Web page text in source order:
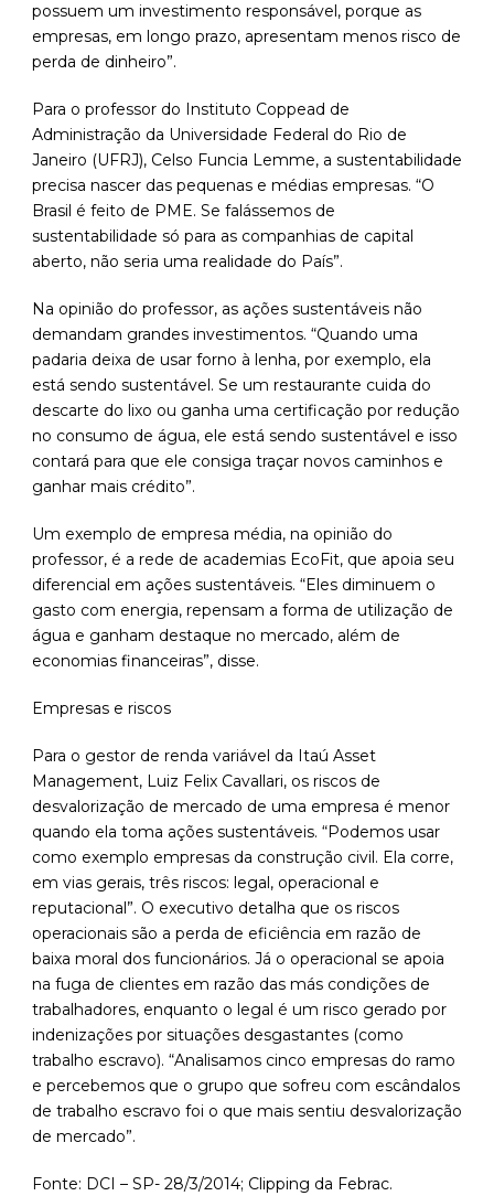
possuem um investimento responsável, porque as
empresas, em longo prazo, apresentam menos risco de
perda de dinheiro”.
Para o professor do Instituto Coppead de
Administração da Universidade Federal do Rio de
Janeiro (UFRJ), Celso Funcia Lemme, a sustentabilidade
precisa nascer das pequenas e médias empresas. “O
Brasil é feito de PME. Se falássemos de
sustentabilidade só para as companhias de capital
aberto, não seria uma realidade do País”.
Na opinião do professor, as ações sustentáveis não
demandam grandes investimentos. “Quando uma
padaria deixa de usar forno à lenha, por exemplo, ela
está sendo sustentável. Se um restaurante cuida do
descarte do lixo ou ganha uma certificação por redução
no consumo de água, ele está sendo sustentável e isso
contará para que ele consiga traçar novos caminhos e
ganhar mais crédito”.
Um exemplo de empresa média, na opinião do
professor, é a rede de academias EcoFit, que apoia seu
diferencial em ações sustentáveis. “Eles diminuem o
gasto com energia, repensam a forma de utilização de
água e ganham destaque no mercado, além de
economias financeiras”, disse.
Empresas e riscos
Para o gestor de renda variável da Itaú Asset
Management, Luiz Felix Cavallari, os riscos de
desvalorização de mercado de uma empresa é menor
quando ela toma ações sustentáveis. “Podemos usar
como exemplo empresas da construção civil. Ela corre,
em vias gerais, três riscos: legal, operacional e
reputacional”. O executivo detalha que os riscos
operacionais são a perda de eficiência em razão de
baixa moral dos funcionários. Já o operacional se apoia
na fuga de clientes em razão das más condições de
trabalhadores, enquanto o legal é um risco gerado por
indenizações por situações desgastantes (como
trabalho escravo). “Analisamos cinco empresas do ramo
e percebemos que o grupo que sofreu com escândalos
de trabalho escravo foi o que mais sentiu desvalorização
de mercado”.
Fonte: DCI – SP- 28/3/2014; Clipping da Febrac.